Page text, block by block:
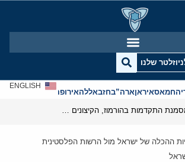
שלנו
חמאסאיראןארה”בחזבאללהאירופהאנטישמיות
ENGLISH
ההכלה של ישראל מול הרשות הפלסטינית